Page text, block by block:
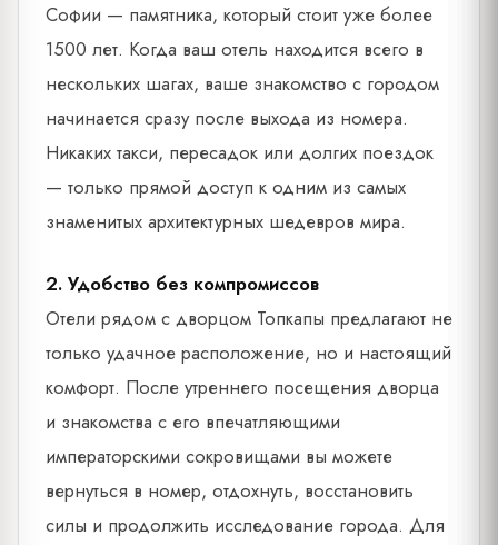
Софии — памятника, который стоит уже более
1500 лет. Когда ваш отель находится всего в
нескольких шагах, ваше знакомство с городом
начинается сразу после выхода из номера.
Никаких такси, пересадок или долгих поездок
— только прямой доступ к одним из самых
знаменитых архитектурных шедевров мира.
2. Удобство без компромиссов
Отели рядом с дворцом Топкапы предлагают не
только удачное расположение, но и настоящий
комфорт. После утреннего посещения дворца
и знакомства с его впечатляющими
императорскими сокровищами вы можете
вернуться в номер, отдохнуть, восстановить
силы и продолжить исследование города. Для